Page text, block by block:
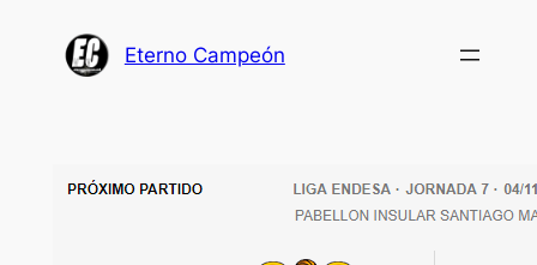
Eterno Campeón